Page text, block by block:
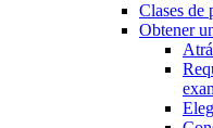
Clases de
Obtener